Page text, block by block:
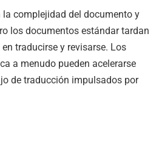
complejidad del documento y
los documentos estándar tardan
traducirse y revisarse. Los
a menudo pueden acelerarse
de traducción impulsados por